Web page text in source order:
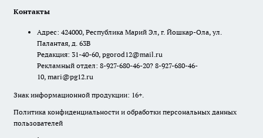
Контакты
Адрес: 424000, Республика Марий Эл, г. Йошкар-Ола, ул.
Палантая, д. 63В
Редакция: 31-40-60, pgorod12@mail.ru
Рекламный отдел: 8-927-680-46-20? 8-927-680-46-
10, mari@pg12.ru
Знак информационной продукции: 16+.
Политика конфиденциальности и обработки персональных данных
пользователей